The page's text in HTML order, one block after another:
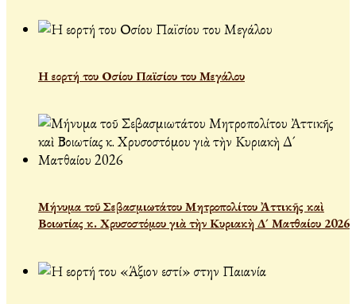
Η εορτή του Οσίου Παϊσίου του Μεγάλου
Μήνυμα τοῦ Σεβασμιωτάτου Μητροπολίτου Ἀττικῆς καὶ
Βοιωτίας κ. Χρυσοστόμου γιὰ τὴν Κυριακὴ Δ´ Ματθαίου 2026